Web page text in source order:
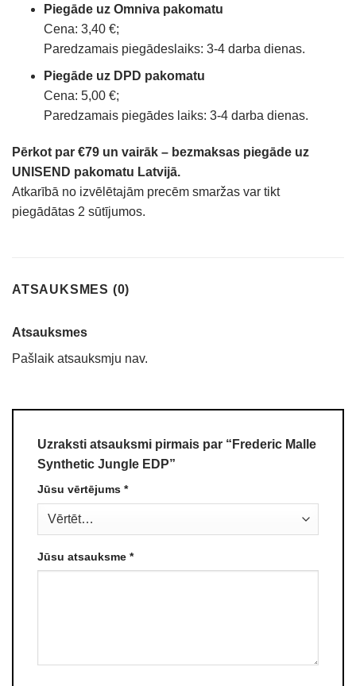
Piegāde uz Omniva pakomatu
Cena: 3,40 €;
Paredzamais piegādeslaiks: 3-4 darba dienas.
Piegāde uz DPD pakomatu
Cena: 5,00 €;
Paredzamais piegādes laiks: 3-4 darba dienas.
Pērkot par €79 un vairāk – bezmaksas piegāde uz
UNISEND pakomatu Latvijā.
Atkarībā no izvēlētajām precēm smaržas var tikt
piegādātas 2 sūtījumos.
ATSAUKSMES (0)
Atsauksmes
Pašlaik atsauksmju nav.
Uzraksti atsauksmi pirmais par “Frederic Malle
Synthetic Jungle EDP”
Jūsu vērtējums *
Jūsu atsauksme *